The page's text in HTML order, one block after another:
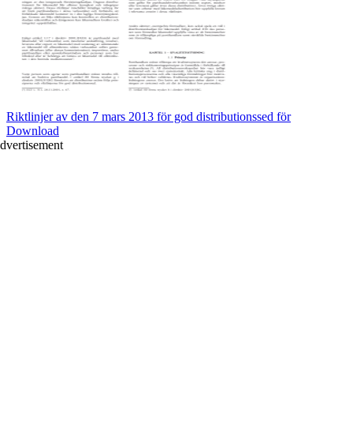
Riktlinjer av den 7 mars 2013 för god distributionssed för
Download